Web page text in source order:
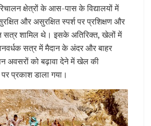
क्षेत्रों के आस-पास के विद्यालयों में
और असुरक्षित स्पर्श पर प्रशिक्षण और
शामिल थे। इसके अतिरिक्त, खेलों में
सत्र में मैदान के अंदर और बाहर
अवसरों को बढ़ावा देने में खेल की
पर प्रकाश डाला गया।